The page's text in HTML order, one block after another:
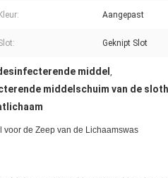
Aangepast
Geknipt Slot
middel
middelschuim van de
de Zeep van de Lichaamswas